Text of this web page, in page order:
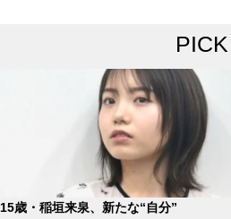
15歳・稲垣来泉、新たな“自分”